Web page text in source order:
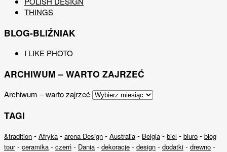
THINGS
BLOG-BLIŹNIAK
I LIKE PHOTO
ARCHIWUM – WARTO ZAJRZEĆ
Archiwum – warto zajrzeć
TAGI
&tradition - Afryka - arena Design - Australia - Belgia - biel - biuro - blog
tour- ceramika - czerń - Dania - dekoracje - design - dodatki - drewno -